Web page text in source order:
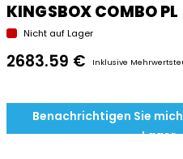
KINGSBOX COMBO PL
Nicht auf Lager
2683.59 € Inklusive
Benachrichtigen Sie
Lager